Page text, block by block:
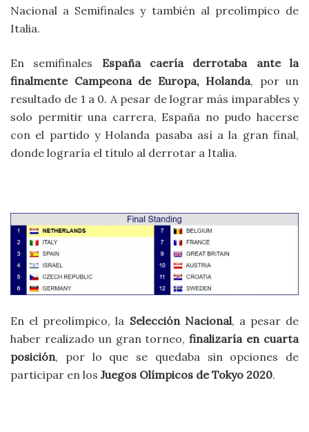
Nacional a Semifinales y también al preolímpico de
Italia.
En semifinales España caería derrotaba ante la
finalmente Campeona de Europa, Holanda, por un
resultado de 1 a 0. A pesar de lograr más imparables y
solo permitir una carrera, España no pudo hacerse
con el partido y Holanda pasaba así a la gran final,
donde lograría el título al derrotar a Italia.
En el preolímpico, la Selección Nacional, a pesar de
haber realizado un gran torneo,finalizaría en cuarta
posición, por lo que se quedaba sin opciones de
participar en los Juegos Olímpicos de Tokyo 2020.